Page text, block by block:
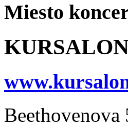
Miesto
Beethovenova